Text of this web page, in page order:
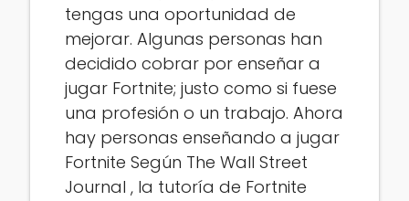
tengas una oportunidad de
mejorar. Algunas personas han
decidido cobrar por enseñar a
jugar Fortnite; justo como si fuese
una profesión o un trabajo. Ahora
hay personas enseñando a jugar
Fortnite Según The Wall Street
Journal , la tutoría de Fortnite